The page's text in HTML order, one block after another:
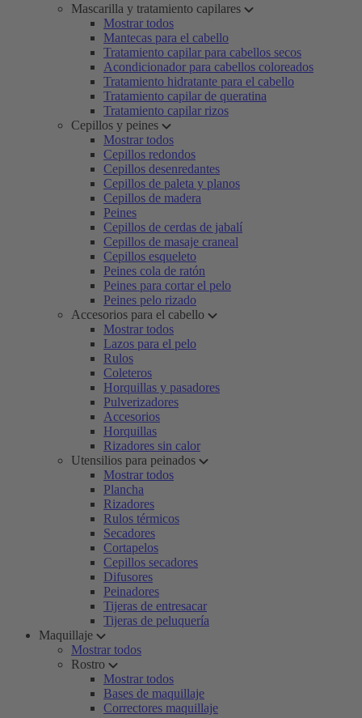
Mascarilla y tratamiento capilares
Mostrar todos
Mantecas para el cabello
Tratamiento capilar para cabellos secos
Acondicionador para cabellos coloreados
Tratamiento hidratante para el cabello
Tratamiento capilar de queratina
Tratamiento capilar rizos
Cepillos y peines
Mostrar todos
Cepillos redondos
Cepillos desenredantes
Cepillos de paleta y planos
Cepillos de madera
Peines
Cepillos de cerdas de jabalí
Cepillos de masaje craneal
Cepillos esqueleto
Peines cola de ratón
Peines para cortar el pelo
Peines pelo rizado
Accesorios para el cabello
Mostrar todos
Lazos para el pelo
Rulos
Coleteros
Horquillas y pasadores
Pulverizadores
Accesorios
Horquillas
Rizadores sin calor
Utensilios para peinados
Mostrar todos
Plancha
Rizadores
Rulos térmicos
Secadores
Cortapelos
Cepillos secadores
Difusores
Peinadores
Tijeras de entresacar
Tijeras de peluquería
Maquillaje
Mostrar todos
Rostro
Mostrar todos
Bases de maquillaje
Correctores maquillaje